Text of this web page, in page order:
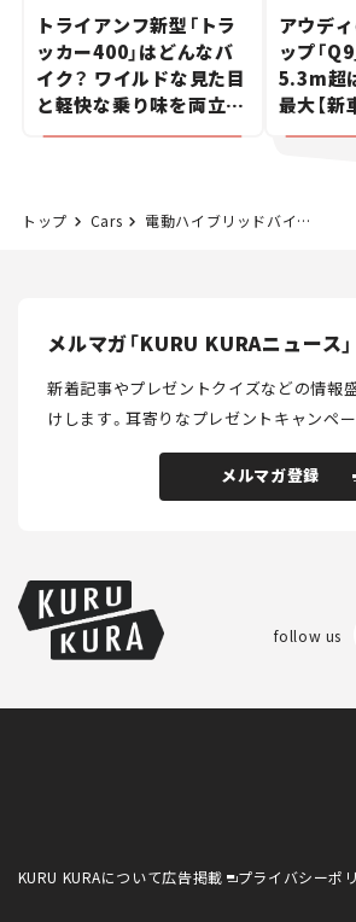
トライアンフ新型「トラ
ッカー400」はどんなバ
イク？ ワイルドな見た目
と軽快な乗り味を両立し
た400ccフラットトラッ
アウデ
ップ「
5.3m超
最大【新
トップ Cars 電動ハイブリッドバイク。 折りたたみ式ペダル付き
メルマガ「KURU KURAニュース」
新着記事やプレゼントクイズなどの情報
けします。耳寄りなプレゼントキャンペー
メルマガ登録
follow us
KURU KURAについて広告掲載 プライバシーポ